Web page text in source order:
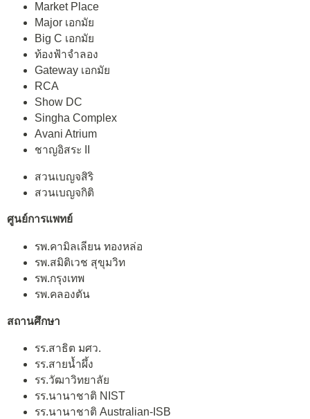
Market Place
Major เอกมัย
Big C เอกมัย
ท้องฟ้าจำลอง
Gateway เอกมัย
RCA
Show DC
Singha Complex
Avani Atrium
ชาญอิสระ II
สวนเบญจสิริ
สวนเบญจกิติ
ศูนย์การแพทย์
รพ.คามิลเลียน ทองหล่อ
รพ.สมิติเวช สุขุมวิท
รพ.กรุงเทพ
รพ.คลองตัน
สถานศึกษา
รร.สาธิต มศว.
รร.สายน้ำผึ้ง
รร.วัฒาวิทยาลัย
รร.นานาชาติ NIST
รร.นานาชาติ Australian-ISB